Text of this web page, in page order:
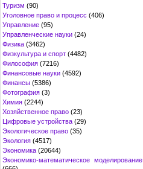
Туризм (90)
Уголовное право и процесс (406)
Управление (95)
Управленческие науки (24)
Физика (3462)
Физкультура и спорт (4482)
Философия (7216)
Финансовые науки (4592)
Финансы (5386)
Фотография (3)
Химия (2244)
Хозяйственное право (23)
Цифровые устройства (29)
Экологическое право (35)
Экология (4517)
Экономика (20644)
Экономико-математическое моделирование